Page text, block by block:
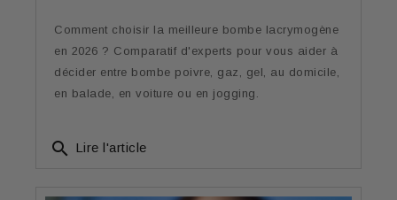
Comment choisir la meilleure bombe lacrymogène
en 2026 ? Comparatif d'experts pour vous aider à
décider entre bombe poivre, gaz, gel, au domicile,
en balade, en voiture ou en jogging.
search Lire l'article